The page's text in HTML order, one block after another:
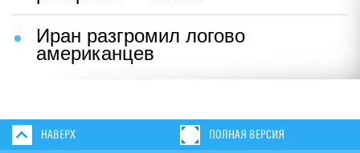
Иран разгромил логово
американцев
НАВЕРХ ПОЛНАЯ ВЕРСИЯ